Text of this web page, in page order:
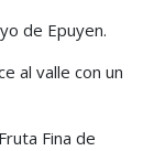
de Epuyen.
al valle con un
Fina de